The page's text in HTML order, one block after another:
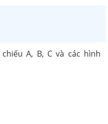
A, B, C và các hình